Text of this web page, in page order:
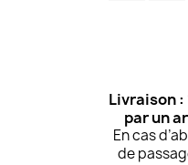
Livraison
par un
En cas
de